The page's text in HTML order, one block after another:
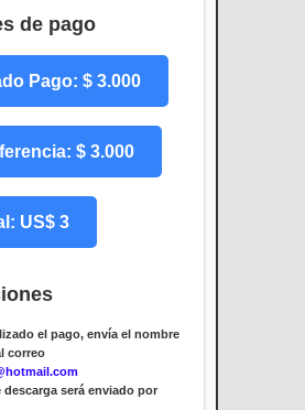
de pago
Pago: $ 3.000
$ 3.000
US$ 3
el pago, envía el nombre
correo
descarga será enviado por